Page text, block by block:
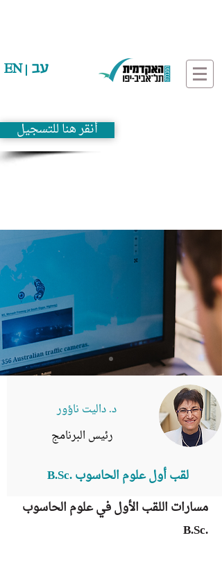
أنقر هنا للتسجيل
EN עב
لقب أول علوم الحاسوب .B.Sc
رئيس البرنامج
د. داليت ناؤور
مسارات اللقب الأول في علوم الحاسوب
.B.Sc